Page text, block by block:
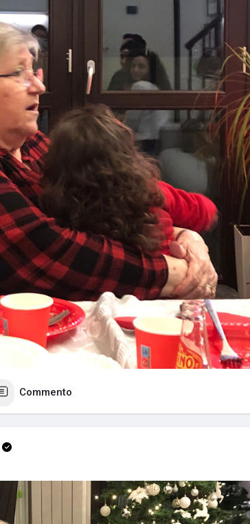
Commento